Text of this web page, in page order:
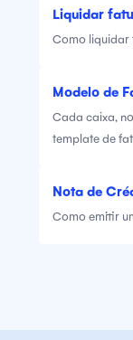
Liquidar
Como liquidar
Modelo de
Cada caixa,
template de
Nota de
Como emitir